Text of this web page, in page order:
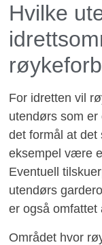
Hvilke
For idretten vil
utendørs som er
det formål at det
eksempel være
Eventuell
utendørs
er også omfattet
Området hvor